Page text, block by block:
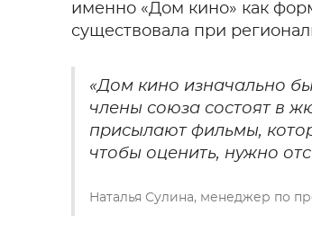
именно «Дом кино» как
существовала при
«Дом кино изначально
члены союза состоят в
присылают фильмы,
чтобы оценить, нужно
Наталья Сулина, менеджер по